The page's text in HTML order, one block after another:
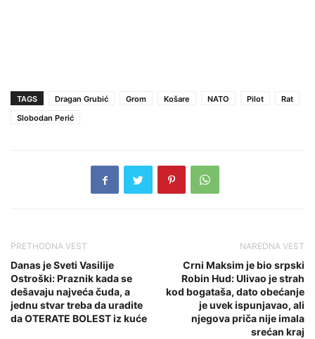
TAGS Dragan Grubić Grom Košare NATO Pilot
Rat
Slobodan Perić
PRETHODNA VEST
Danas je Sveti Vasilije
Ostroški: Praznik kada se
dešavaju najveća čuda, a
jednu stvar treba da uradite
da OTERATE BOLEST iz kuće
NAREDNA VEST
Crni Maksim je bio srpski
Robin Hud: Ulivao je strah
kod bogataša, dato obećanje
je uvek ispunjavao, ali
njegova priča nije imala
srećan kraj